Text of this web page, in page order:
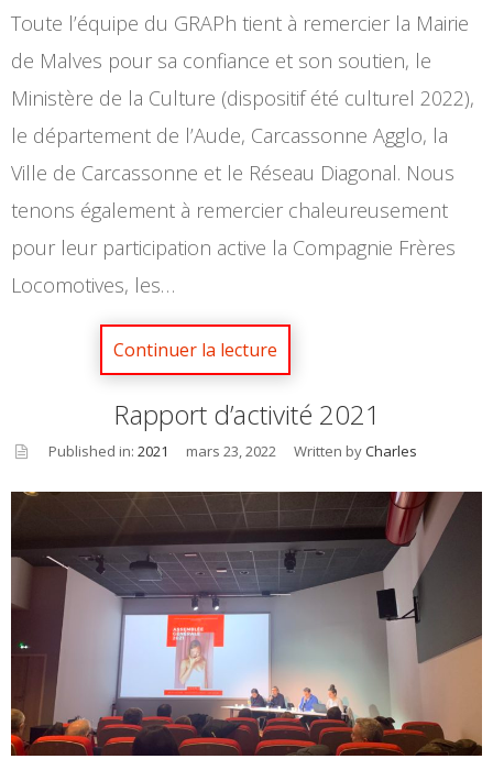
Toute l’équipe du GRAPh tient à remercier la Mairie
de Malves pour sa confiance et son soutien, le
Ministère de la Culture (dispositif été culturel 2022),
le département de l’Aude, Carcassonne Agglo, la
Ville de Carcassonne et le Réseau Diagonal. Nous
tenons également à remercier chaleureusement
pour leur participation active la Compagnie Frères
Locomotives, les…
Rapport d’activité 2021
Published in: 2021 mars 23, 2022 Written byCharles